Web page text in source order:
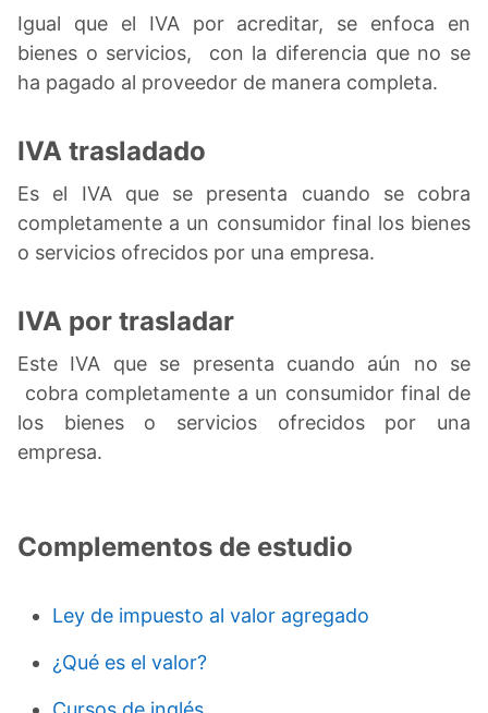
Igual que el IVA por acreditar, se enfoca en
bienes o servicios, con la diferencia que no se
ha pagado al proveedor de manera completa.
IVA trasladado
Es el IVA que se presenta cuando se cobra
completamente a un consumidor final los bienes
o servicios ofrecidos por una empresa.
IVA por trasladar
Este IVA que se presenta cuando aún no se
cobra completamente a un consumidor final de
los bienes o servicios ofrecidos por una
empresa.
Complementos de estudio
Ley de impuesto al valor agregado
¿Qué es el valor?